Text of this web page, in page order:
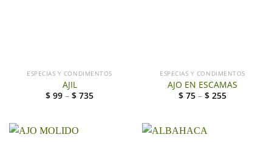
ESPECIAS Y CONDIMENTOS
AJIL
$ 99 – $ 735
ESPECIAS Y CONDIMENTOS
AJO EN ESCAMAS
$ 75 – $ 255